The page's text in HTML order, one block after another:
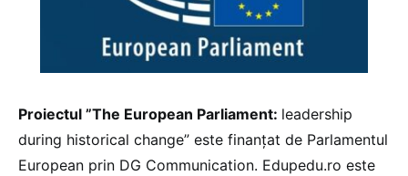
Proiectul ”The European Parliament: leadership
during historical change” este finanțat de Parlamentul
European prin DG Communication. Edupedu.ro este